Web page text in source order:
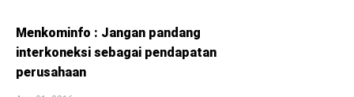
Menkominfo : Jangan pandang
interkoneksi sebagai pendapatan
perusahaan